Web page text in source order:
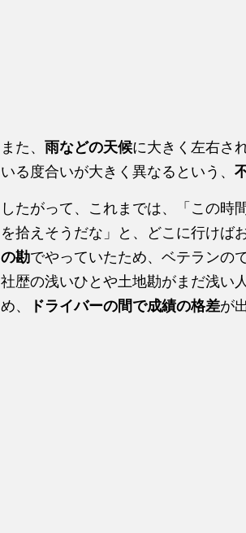
また、 雨などの天候に大きく左右さ
いる度合いが大きく異なるという、
したがって、これまでは、「この時
を拾えそうだな」と、どこに行けば
の勘でやっていたため、ベテランの
社歴の浅いひとや土地勘がまだ浅い
め、
ドライバーの間で成績の格差が